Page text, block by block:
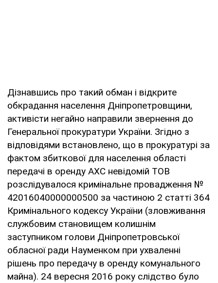
Дізнавшись про такий обман і відкрите
обкрадання населення Дніпропетровщини,
активісти негайно направили звернення до
Генеральної прокуратури України. Згідно з
відповідями встановлено, що в прокуратурі за
фактом збиткової для населення області
передачі в оренду АХС невідомій ТОВ
розслідувалося кримінальне провадження №
42016040000000500 за частиною 2 статті 364
Кримінального кодексу України (зловживання
службовим становищем колишнім
заступником голови Дніпропетровської
обласної ради Науменком при ухваленні
рішень про передачу в оренду комунального
майна). 24 вересня 2016 року слідство було